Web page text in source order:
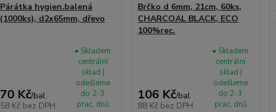
Párátka hygien.balená
(1000ks), d2x65mm, dřevo
70 Kč/bal
58 Kč bez DPH
• Skladem
centrální
sklad |
odešleme
do 2-3
prac. dnů
Brčko d 6mm, 21cm, 60ks,
CHARCOAL BLACK, ECO
100%rec.
106 Kč/bal
88 Kč bez DPH
• Skladem
centrální
sklad |
odešleme
do 2-3
prac. dnů